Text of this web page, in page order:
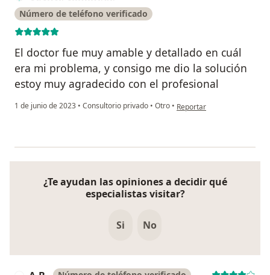
Número de teléfono verificado
El doctor fue muy amable y detallado en cuál
era mi problema, y consigo me dio la solución
estoy muy agradecido con el profesional
1 de junio de 2023 • Consultorio privado • Otro • en opinión del usuario
Reportar
¿Te ayudan las opiniones a decidir qué
especialistas visitar?
Si No